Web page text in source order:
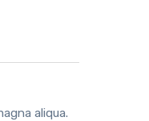
aliqua.